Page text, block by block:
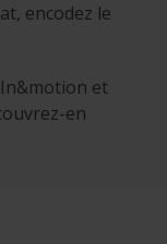
encodez le
et
en